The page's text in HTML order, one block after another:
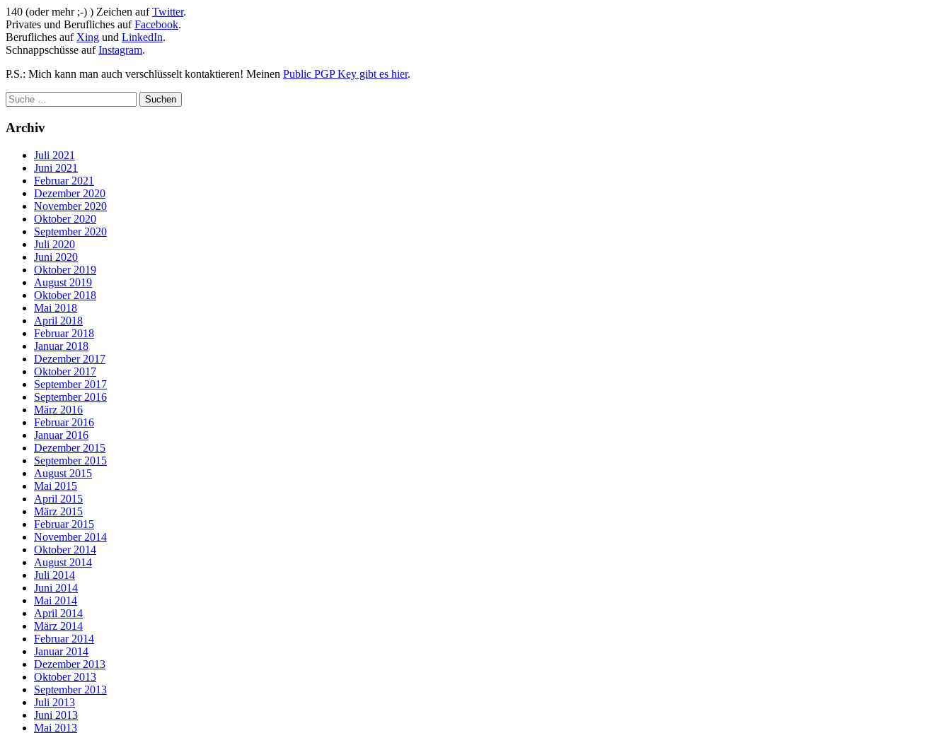
140 (oder mehr ;-) ) Zeichen aufTwitter.
Privates und Berufliches aufFacebook.
Berufliches auf Xing und LinkedIn.
Schnappschüsse aufInstagram.
P.S.: Mich kann man auch verschlüsselt kontaktieren! Meinen Public PGP Key gibt es hier.
Archiv
Juli 2021
Juni 2021
Februar 2021
Dezember 2020
November 2020
Oktober 2020
September 2020
Juli 2020
Juni 2020
Oktober 2019
August 2019
Oktober 2018
Mai 2018
April 2018
Februar 2018
Januar 2018
Dezember 2017
Oktober 2017
September 2017
September 2016
März 2016
Februar 2016
Januar 2016
Dezember 2015
September 2015
August 2015
Mai 2015
April 2015
März 2015
Februar 2015
November 2014
Oktober 2014
August 2014
Juli 2014
Juni 2014
Mai 2014
April 2014
März 2014
Februar 2014
Januar 2014
Dezember 2013
Oktober 2013
September 2013
Juli 2013
Juni 2013
Mai 2013